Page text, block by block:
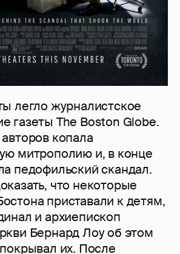
легло журналистское
газеты The Boston Globe.
копала
митрополию и, в конце
педофильский скандал.
что некоторые
приставали к детям,
и архиепископ
Бернард Лоу об этом
их. После